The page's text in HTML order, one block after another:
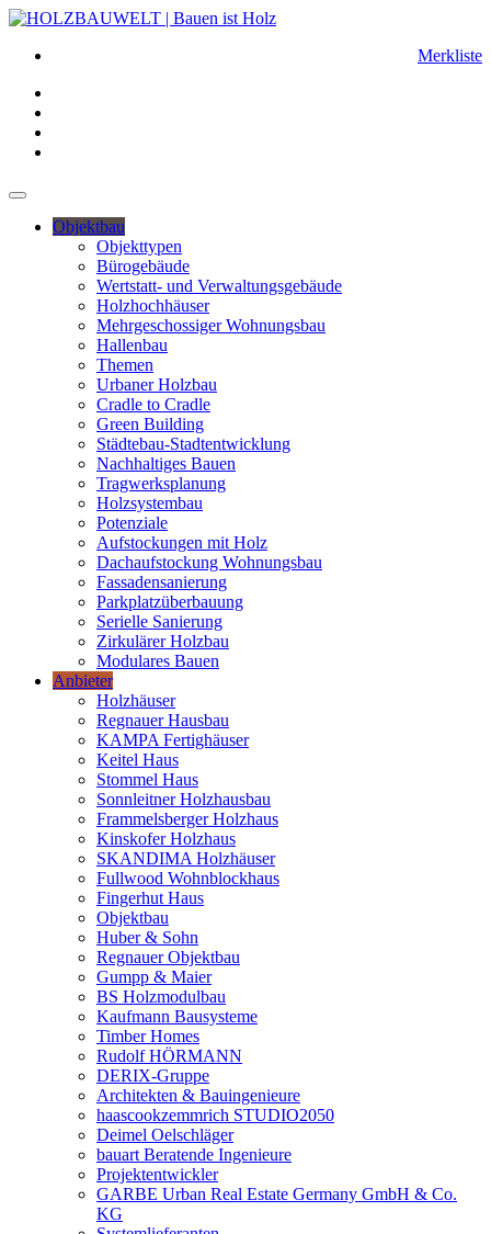
Merkliste
Objektbau
Objekttypen
Bürogebäude
Wertstatt- und Verwaltungsgebäude
Holzhochhäuser
Mehrgeschossiger Wohnungsbau
Hallenbau
Themen
Urbaner Holzbau
Cradle to Cradle
Green Building
Städtebau-Stadtentwicklung
Nachhaltiges Bauen
Tragwerksplanung
Holzsystembau
Potenziale
Aufstockungen mit Holz
Dachaufstockung Wohnungsbau
Fassadensanierung
Parkplatzüberbauung
Serielle Sanierung
Zirkulärer Holzbau
Modulares Bauen
Anbieter
Holzhäuser
Regnauer Hausbau
KAMPA Fertighäuser
Keitel Haus
Stommel Haus
Sonnleitner Holzhausbau
Frammelsberger Holzhaus
Kinskofer Holzhaus
SKANDIMA Holzhäuser
Fullwood Wohnblockhaus
Fingerhut Haus
Objektbau
Huber & Sohn
Regnauer Objektbau
Gumpp & Maier
BS Holzmodulbau
Kaufmann Bausysteme
Timber Homes
Rudolf HÖRMANN
DERIX-Gruppe
Architekten & Bauingenieure
haascookzemmrich STUDIO2050
Deimel Oelschläger
bauart Beratende Ingenieure
Projektentwickler
GARBE Urban Real Estate Germany GmbH & Co.
KG